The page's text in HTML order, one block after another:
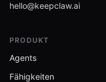
hello@keepclaw.ai
PRODUKT
Agents
Fähigkeiten